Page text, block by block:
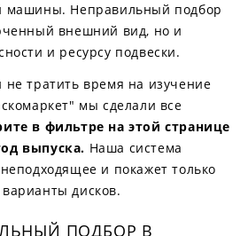
машины. Неправильный подбор
внешний вид, но и
и ресурсу подвески.
тратить время на изучение
мы сделали все
в фильтре на этой странице
выпуска. Наша система
и покажет только
дисков.
ПОДБОР В